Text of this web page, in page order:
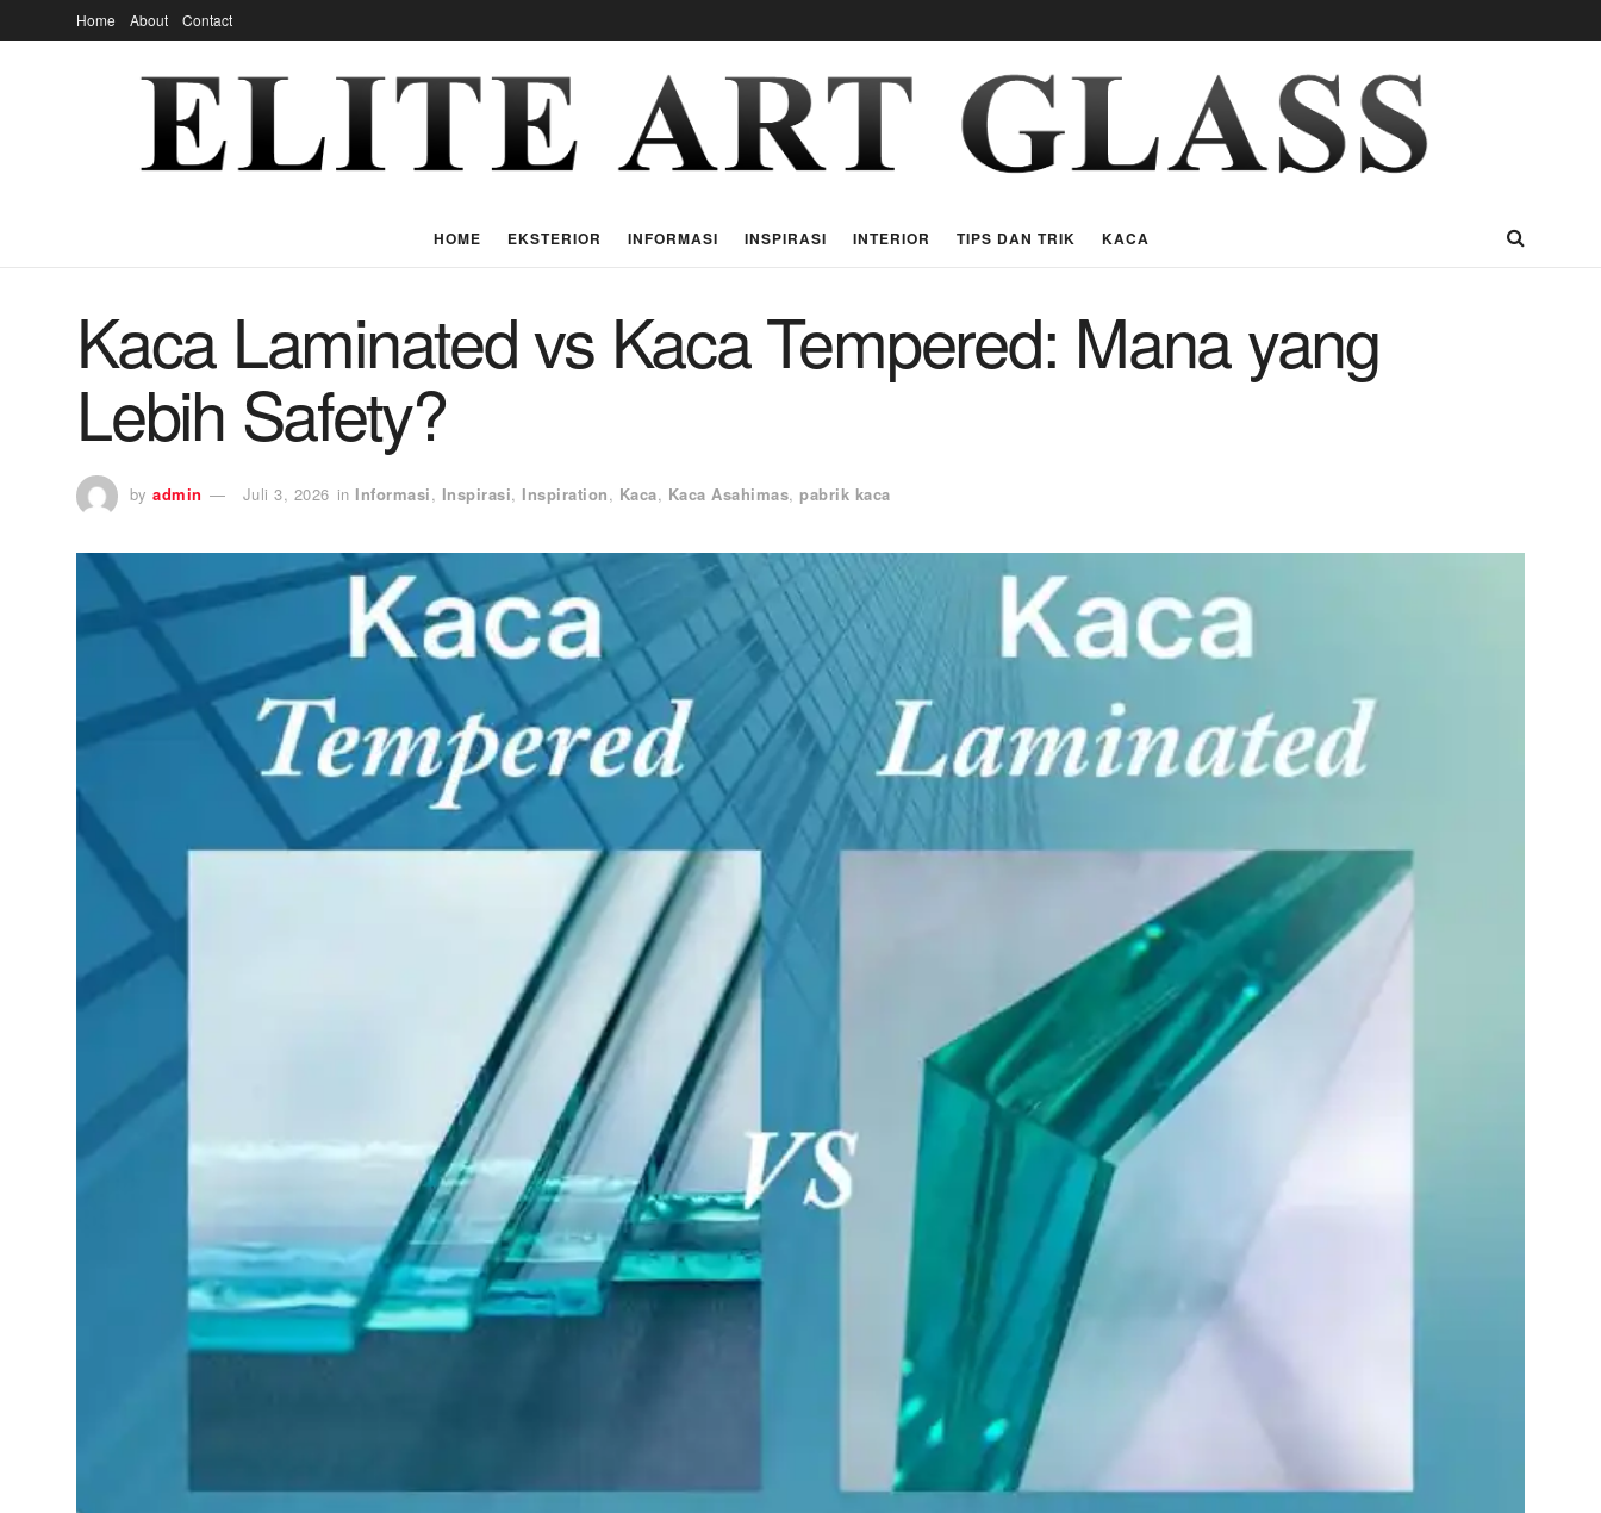
Home About Contact
HOME EKSTERIOR INFORMASI INSPIRASI INTERIOR TIPS DAN TRIK KACA
Kaca Laminated vs Kaca Tempered: Mana yang
Lebih Safety?
by admin Juli 3, 2026 in Informasi, Inspirasi, Inspiration, Kaca, Kaca Asahimas, pabrik kaca